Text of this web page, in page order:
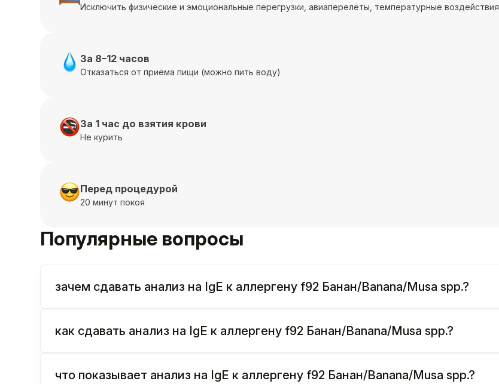
Исключить физические и эмоциональные перегрузки, авиаперелёты, температурные воздействия
За 8–12 часов
Отказаться от приёма пищи (можно пить воду)
За 1 час до взятия крови
Не курить
Перед процедурой
20 минут покоя
Популярные вопросы
зачем сдавать анализ на IgE к аллергену f92 Банан/Banana/Musa spp.?
как сдавать анализ на IgE к аллергену f92 Банан/Banana/Musa spp.?
что показывает анализ на IgE к аллергену f92 Банан/Banana/Musa spp.?